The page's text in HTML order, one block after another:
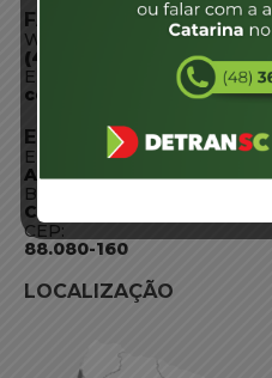
FALE CONOSCO
WhatsApp:
(48) 3664-1800
E-mail:
ENDEREÇO
Endereço:
Av. Almirante
Bairro:
Coqueiros, Florianópolis
CEP:
88.080-160
LOCALIZAÇÃO